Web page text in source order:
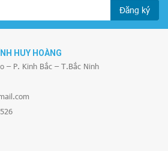
Đăng ký
HUY HOÀNG
– P. Kinh Bắc – T.Bắc Ninh